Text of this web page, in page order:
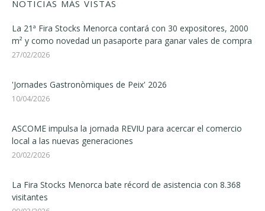
NOTICIAS MÁS VISTAS
La 21ª Fira Stocks Menorca contará con 30 expositores, 2000
m² y como novedad un pasaporte para ganar vales de compra
27/02/2026
'Jornades Gastronòmiques de Peix' 2026
10/04/2026
ASCOME impulsa la jornada REVIU para acercar el comercio
local a las nuevas generaciones
20/02/2026
La Fira Stocks Menorca bate récord de asistencia con 8.368
visitantes